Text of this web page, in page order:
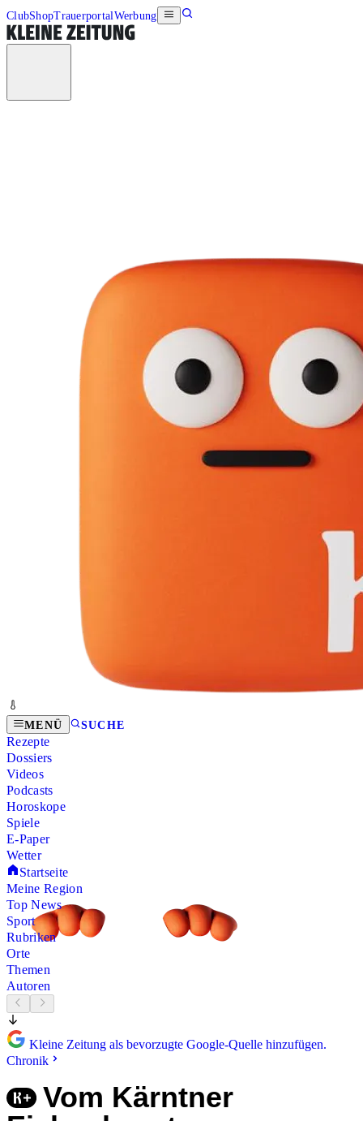
ClubShopTrauerportalWerbung
MENÜ SUCHE
Rezepte
Dossiers
Videos
Podcasts
Horoskope
Spiele
E-Paper
Wetter
Startseite
Meine Region
Top News
Sport
Rubriken
Orte
Themen
Autoren
Kleine Zeitung als bevorzugte Google-Quelle hinzufügen.
Chronik
Vom Kärntner